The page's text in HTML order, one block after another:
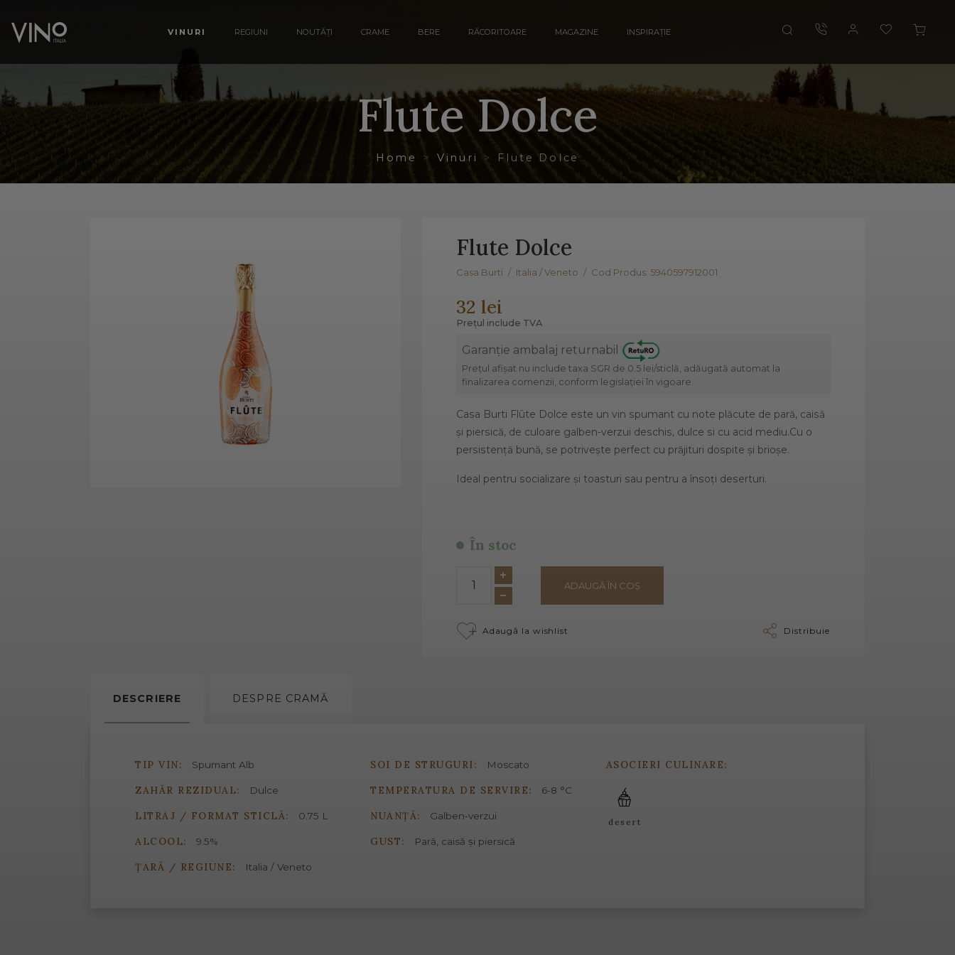
VINURI REGIUNI NOUTĂȚI CRAME BERE RĂCORITOARE MAGAZINE INSPIRAȚIE
Flute Dolce
Home Vinuri Flute Dolce
Flute Dolce
Casa Burti / Italia / Veneto / Cod Produs: 5940597912001
32 lei
Prețul include TVA
Garanție ambalaj returnabil
Prețul afișat nu include taxa SGR de 0.5 lei/sticlă, adăugată automat la
finalizarea comenzii, conform legislației în vigoare.
Casa Burti Flûte Dolce este un vin spumant cu note plăcute de pară, caisă
și piersică, de culoare galben-verzui deschis, dulce si cu acid mediu.Cu o
persistență bună, se potrivește perfect cu prăjituri dospite și brioșe.
Ideal pentru socializare și toasturi sau pentru a însoți deserturi.
În stoc
ADAUGĂ ÎN COȘ
Adaugă la wishlist Distribuie
DESCRIERE DESPRE CRAMĂ
TIP VIN: Spumant Alb
ZAHĂR REZIDUAL: Dulce
LITRAJ / FORMAT STICLĂ: 0.75 L
ALCOOL: 9.5%
ȚARĂ / REGIUNE: Italia / Veneto
SOI DE STRUGURI: Moscato
TEMPERATURA DE SERVIRE: 6-8 °C
NUANȚĂ: Galben-verzui
GUST: Pară, caisă și piersică
ASOCIERI CULINARE:
desert